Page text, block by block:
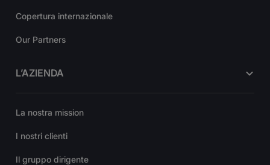
Copertura internazionale
Our Partners
L’AZIENDA
La nostra mission
I nostri clienti
Il gruppo dirigente